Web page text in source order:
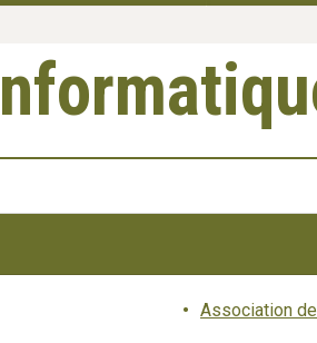
Association